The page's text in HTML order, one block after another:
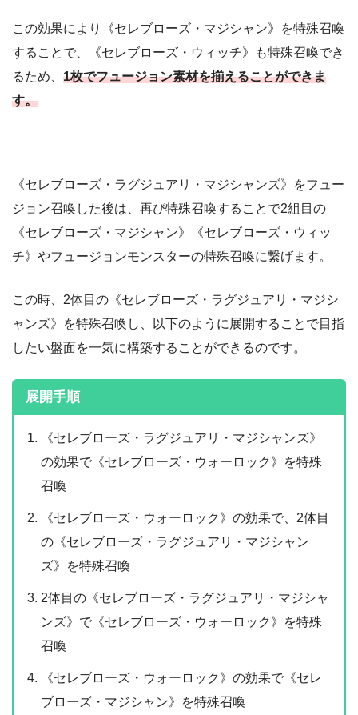
この効果により《セレブローズ・マジシャン》を特殊召喚
することで、《セレブローズ・ウィッチ》も特殊召喚でき
るため、 1枚でフュージョン素材を揃えることができま
す。
《セレブローズ・ラグジュアリ・マジシャンズ》をフュー
ジョン召喚した後は、再び特殊召喚することで2組目の
《セレブローズ・マジシャン》《セレブローズ・ウィッ
チ》やフュージョンモンスターの特殊召喚に繋げます。
この時、2体目の《セレブローズ・ラグジュアリ・マジシ
ャンズ》を特殊召喚し、以下のように展開することで目指
したい盤面を一気に構築することができるのです。
展開手順
《セレブローズ・ラグジュアリ・マジシャンズ》
の効果で《セレブローズ・ウォーロック》を特殊
召喚
《セレブローズ・ウォーロック》の効果で、2体目
の《セレブローズ・ラグジュアリ・マジシャン
ズ》を特殊召喚
2体目の《セレブローズ・ラグジュアリ・マジシャ
ンズ》で《セレブローズ・ウォーロック》を特殊
召喚
《セレブローズ・ウォーロック》の効果で《セレ
ブローズ・マジシャン》を特殊召喚